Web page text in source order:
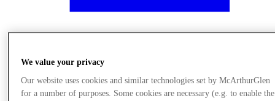
저장
We value your privacy
Our website uses cookies and similar technologies set by McArthurGlen
for a number of purposes. Some cookies are necessary (e.g. to enable the